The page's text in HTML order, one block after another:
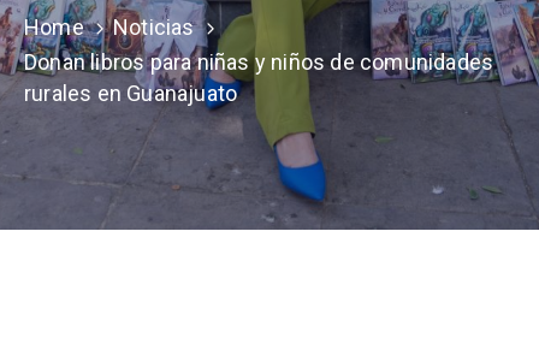
Home
Noticias
Donan libros para niñas y niños de comunidades
rurales en Guanajuato